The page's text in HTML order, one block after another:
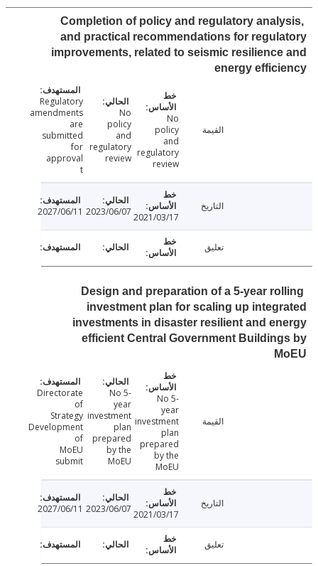
Completion of policy and regulatory
and practical recommendations for
improvements, related to seismic
energy
policy
regulatory
No
and
regulatory
review
Regulatory
amendments
are
submitted
for
approval
2021/03/17
2023/06/07
2027/06/11
Design and preparation of a 5-year
investment plan for scaling up
investments in disaster resilient and
efficient Central Government
investment
prepared
No 5-
year
investment
plan
prepared
by the
MoEU
Directorate
of
Strategy
Development
of
MoEU
submit
2021/03/17
2023/06/07
2027/06/11